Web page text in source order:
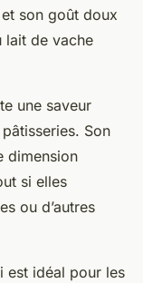
son goût doux
lait de vache
une saveur
Son
dimension
si elles
ou d’autres
est idéal pour les